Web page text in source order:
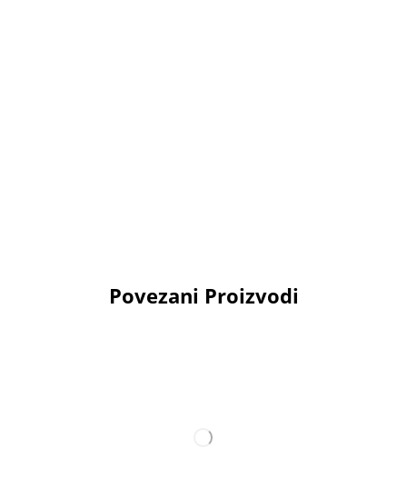
Povezani Proizvodi